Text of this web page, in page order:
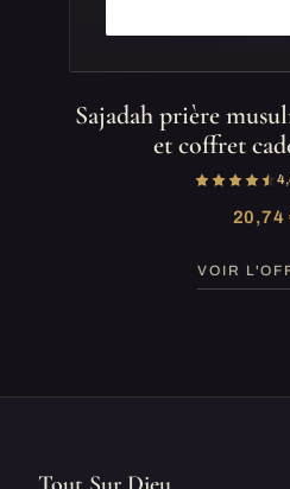
Sajadah prière
et coffret
20,74
VOIR